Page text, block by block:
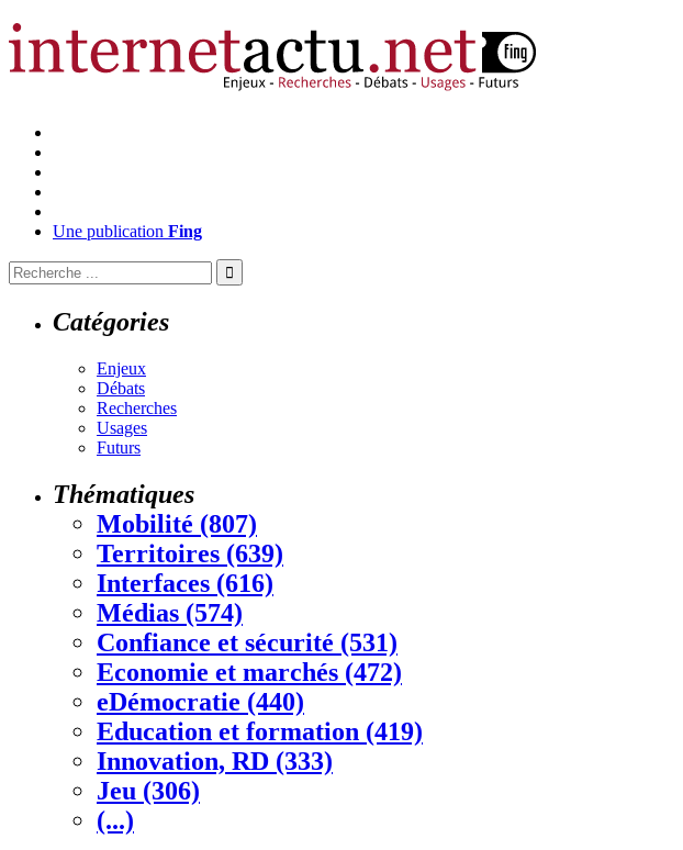
Une publication Fing
Catégories
Enjeux
Débats
Recherches
Usages
Futurs
Thématiques
Mobilité (807)
Territoires (639)
Interfaces (616)
Médias (574)
Confiance et sécurité (531)
Economie et marchés (472)
eDémocratie (440)
Education et formation (419)
Innovation, RD (333)
Jeu (306)
(...)